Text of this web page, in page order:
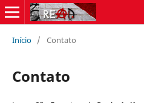
Início / Contato
Contato